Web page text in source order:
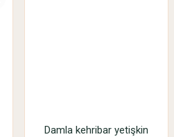
Damla kehribar yetişkin